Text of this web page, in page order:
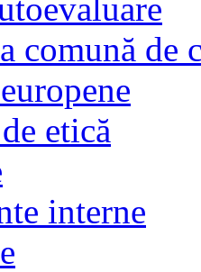
comună de
etică
interne